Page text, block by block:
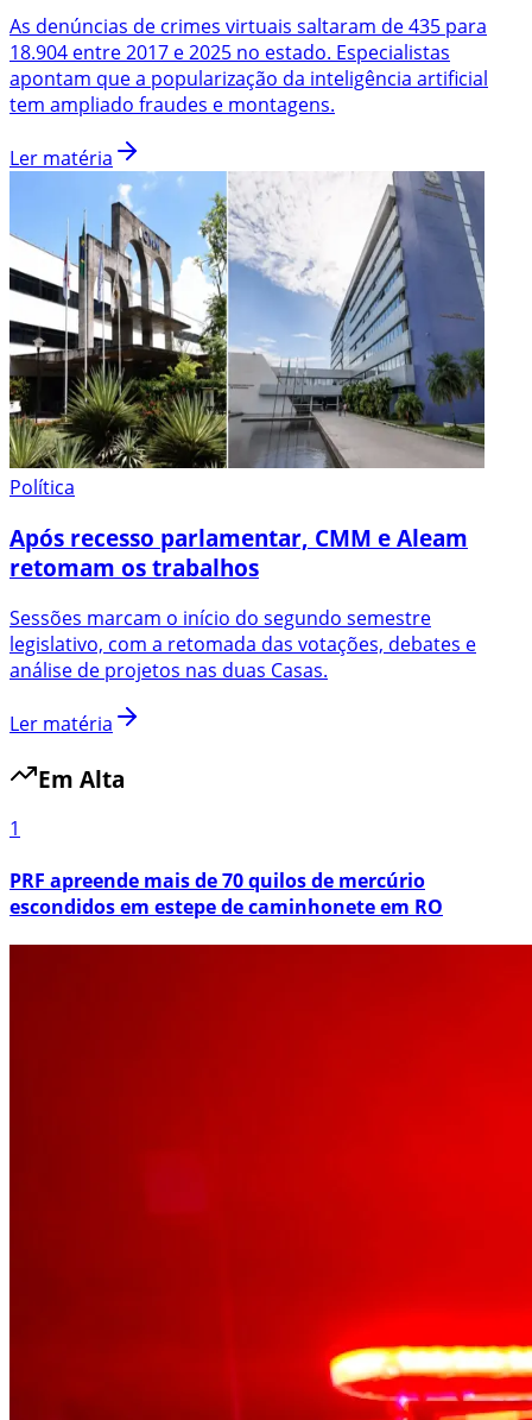
As denúncias de crimes virtuais saltaram de 435 para
18.904 entre 2017 e 2025 no estado. Especialistas
apontam que a popularização da inteligência artificial
tem ampliado fraudes e montagens.
Ler matéria
Política
Após recesso parlamentar, CMM e Aleam
retomam os trabalhos
Sessões marcam o início do segundo semestre
legislativo, com a retomada das votações, debates e
análise de projetos nas duas Casas.
Ler matéria
Em Alta
1
PRF apreende mais de 70 quilos de mercúrio
escondidos em estepe de caminhonete em RO